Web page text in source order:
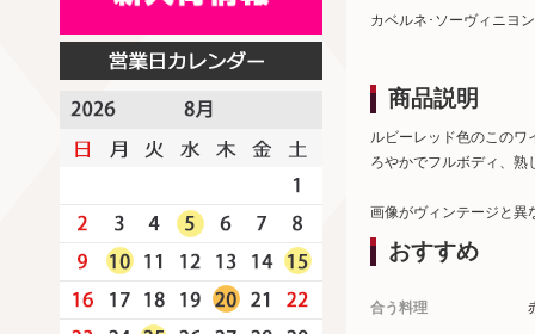
カベルネ･ソーヴィニヨ
商品説明
ルビーレッド色のこのワ
ろやかでフルボディ、熟
画像がヴィンテージと異
おすすめ
合う料理